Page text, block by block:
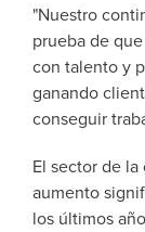
"Nuestro
prueba de
con talento y
ganando
conseguir
El sector de
aumento
los últimos